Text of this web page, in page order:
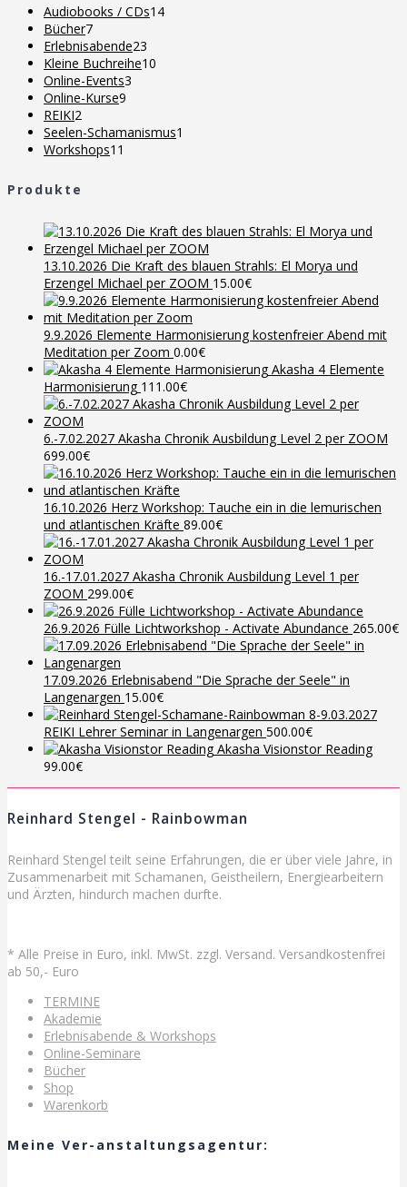
Audiobooks / CDs1414
Bücher77
Produkte
Erlebnisabende23
Produkte
Kleine Buchreihe10
Online-Events3
Online-Kurse9
REIKI2
Produkte
Seelen-Schamanismus1
Workshops11
Produkte
13.10.2026 Die Kraft des blauen Strahls: El Morya und
Erzengel Michael per ZOOM 15.00€
9.9.2026 Elemente Harmonisierung kostenfreier Abend mit
Meditation per Zoom 0.00€
Akasha 4 Elemente
Harmonisierung 111.00€
6.-7.02.2027 Akasha Chronik Ausbildung Level 2 per ZOOM
699.00€
16.10.2026 Herz Workshop: Tauche ein in die lemurischen
und atlantischen Kräfte 89.00€
16.-17.01.2027 Akasha Chronik Ausbildung Level 1 per
ZOOM 299.00€
26.9.2026 Fülle Lichtworkshop - Activate Abundance 265.00€
17.09.2026 Erlebnisabend "Die Sprache der Seele" in
Langenargen 15.00€
8-9.03.2027
REIKI Lehrer Seminar in Langenargen 500.00€
Akasha Visionstor Reading
99.00€
Reinhard Stengel - Rainbowman
Reinhard Stengel teilt seine Erfahrungen, die er über viele Jahre, in
Zusammenarbeit mit Schamanen, Geistheilern, Energiearbeitern
und Ärzten, hindurch machen durfte.
* Alle Preise in Euro, inkl. MwSt. zzgl. Versand. Versandkostenfrei
ab 50,- Euro
TERMINE
Akademie
Erlebnisabende & Workshops
Online-Seminare
Bücher
Shop
Warenkorb
Meine Ver-anstaltungsagentur: